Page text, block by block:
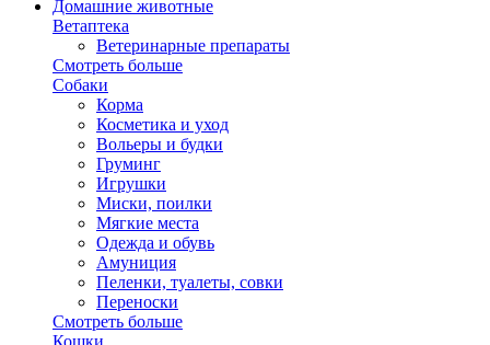
Домашние животные
Ветаптека
Ветеринарные препараты
Смотреть больше
Собаки
Корма
Косметика и уход
Вольеры и будки
Груминг
Игрушки
Миски, поилки
Мягкие места
Одежда и обувь
Амуниция
Пеленки, туалеты, совки
Переноски
Смотреть больше
Кошки